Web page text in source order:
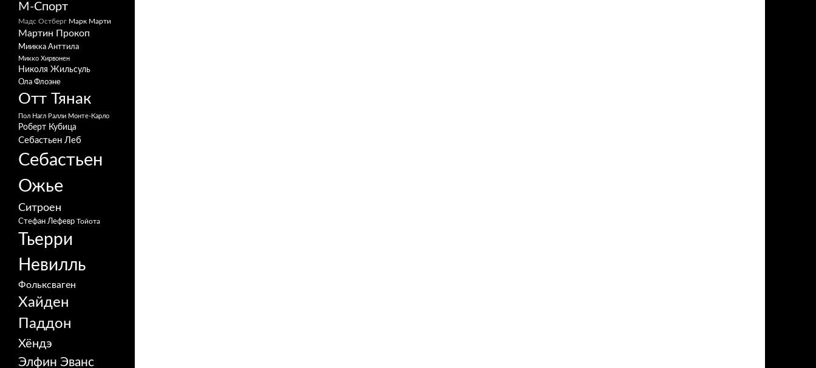
М-Спорт
Мадс Остберг Марк Марти
Мартин Прокоп
Миикка Анттила
Микко Хирвонен
Николя Жильсуль
Ола Флоэне
Отт Тянак
Пол Нагл Ралли Монте-Карло
Роберт Кубица
Себастьен Леб
Себастьен
Ожье
Ситроен
Стефан Лефевр Тойота
Тьерри
Невилль
Фольксваген
Хайден
Паддон
Хёндэ
Элфин Эванс